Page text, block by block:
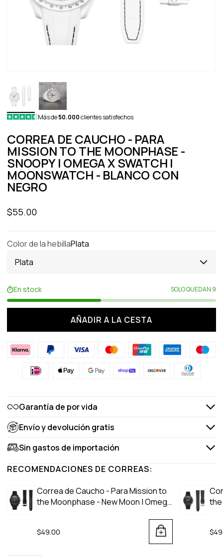
Más de50.000clientes satisfechos
CORREA DE CAUCHO - PARA
MISSION TO THE MOONPHASE -
SNOOPY | OMEGA X SWATCH |
MOONSWATCH - BLANCO CON
NEGRO
Precio de oferta
$55.00
Color de la hebillaPlata
Plata
En stock SOLO QUEDAN 9
AÑADIR A LA CESTA
Garantía de por vida
Envío y devolución gratis
Sin gastos de importación
RECOMENDACIONES DE CORREAS:
Correa de Caucho - Para Mission to
the Moonphase - New Moon | Omega
$49.00
the